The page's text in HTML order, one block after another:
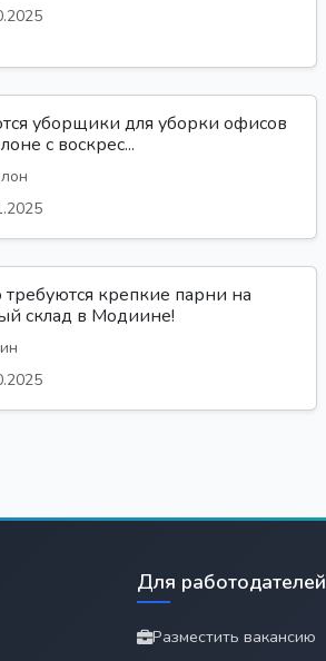
уборщики для уборки офисов
с воскрес...
крепкие парни на
склад в Модиине!
Для работодателей
Разместить вакансию